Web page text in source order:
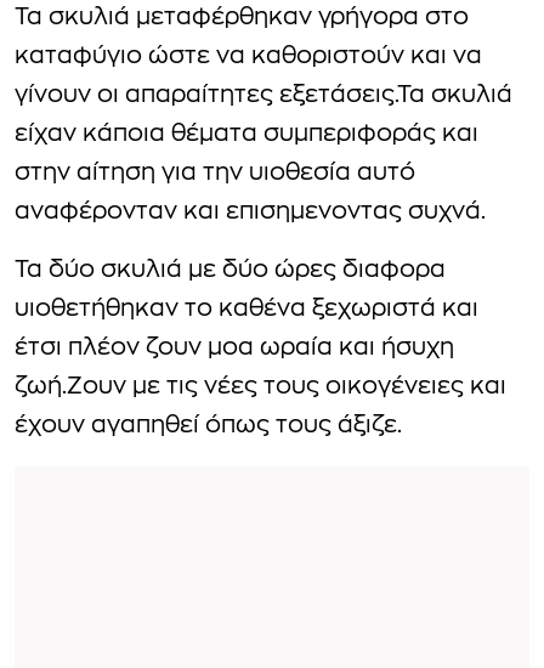
Τα σκυλιά μεταφέρθηκαν γρήγορα στο
καταφύγιο ώστε να καθοριστούν και να
γίνουν οι απαραίτητες εξετάσεις.Τα σκυλιά
είχαν κάποια θέματα συμπεριφοράς και
στην αίτηση για την υιοθεσία αυτό
αναφέρονταν και επισημενοντας συχνά.
Τα δύο σκυλιά με δύο ώρες διαφορα
υιοθετήθηκαν το καθένα ξεχωριστά και
έτσι πλέον ζουν μοα ωραία και ήσυχη
ζωή.Ζουν με τις νέες τους οικογένειες και
έχουν αγαπηθεί όπως τους άξιζε.